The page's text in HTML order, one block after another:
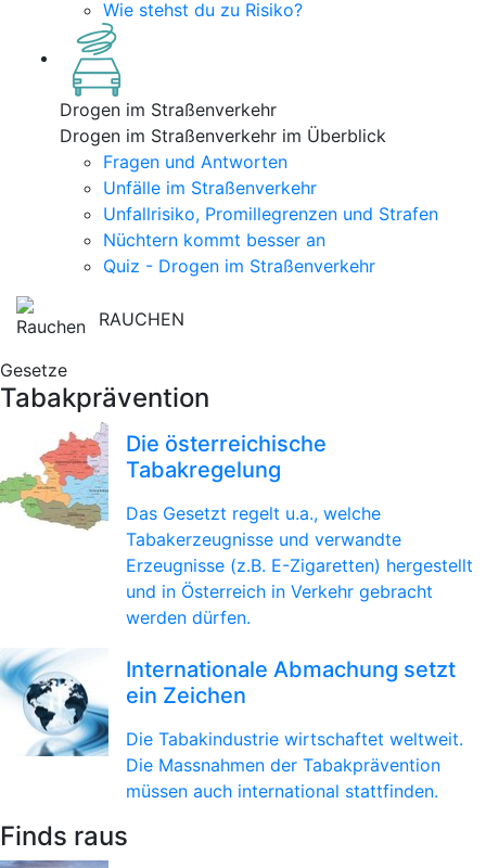
Wie stehst du zu Risiko?
Drogen im Straßenverkehr
Drogen im Straßenverkehr im Überblick
Fragen und Antworten
Unfälle im Straßenverkehr
Unfallrisiko, Promillegrenzen und Strafen
Nüchtern kommt besser an
Quiz - Drogen im Straßenverkehr
RAUCHEN
Gesetze
Tabakprävention
Die österreichische
Tabakregelung
Das Gesetzt regelt u.a., welche
Tabakerzeugnisse und verwandte
Erzeugnisse (z.B. E-Zigaretten) hergestellt
und in Österreich in Verkehr gebracht
werden dürfen.
Internationale Abmachung setzt
ein Zeichen
Die Tabakindustrie wirtschaftet weltweit.
Die Massnahmen der Tabakprävention
müssen auch international stattfinden.
Finds raus